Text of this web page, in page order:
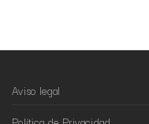
Aviso legal